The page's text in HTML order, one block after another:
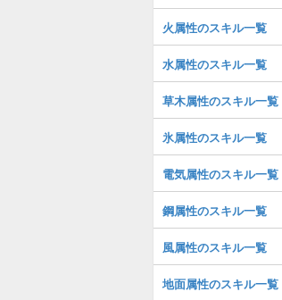
火属性のスキル一覧
水属性のスキル一覧
草木属性のスキル一覧
氷属性のスキル一覧
電気属性のスキル一覧
鋼属性のスキル一覧
風属性のスキル一覧
地面属性のスキル一覧